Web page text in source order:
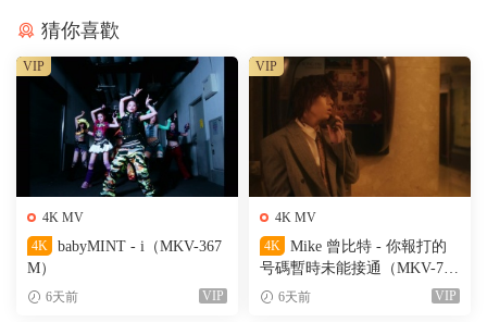
猜你喜歡
4K MV
4K
babyMINT - i（MKV-367
M）
6天前 VIP
VIP
4K MV
4K
Mike 曾比特 - 你報打的
号碼暫時未能接通（MKV-701
M）6天前 VIP
VIP